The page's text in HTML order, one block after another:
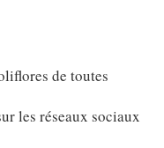
de toutes
les réseaux sociaux